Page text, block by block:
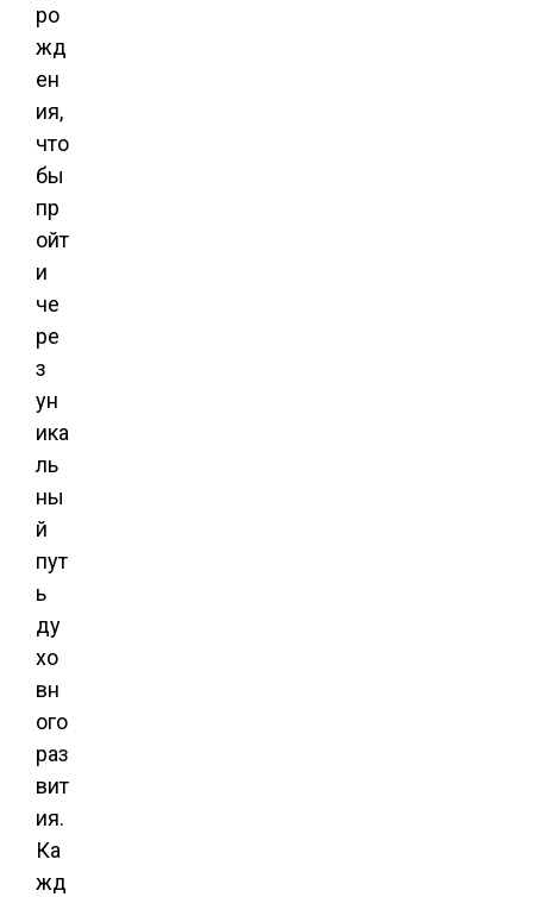
ро
жд
ен
ия,
что
бы
пр
ойт
и
че
ре
з
ун
ика
ль
ны
й
пут
ь
ду
хо
вн
ого
раз
вит
ия.
Ка
жд